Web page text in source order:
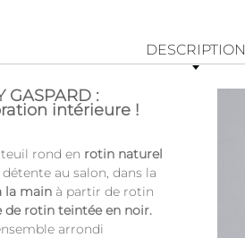
DESCRIPTION
:
intérieure !
rond en rotin naturel
au salon, dans la
la main à partir de rotin
de rotin teintée en noir.
arrondi